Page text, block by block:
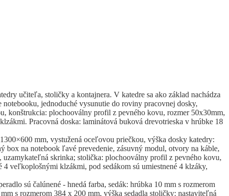
učiteľa, stoličky a kontajnera. V katedre sa ako základ nachádza
jednoduché vysunutie do roviny pracovnej dosky,
konštrukcia: plochooválny profil z pevného kovu, rozmer 50x30mm,
Pracovná doska: laminátová buková drevotrieska v hrúbke 18
mm, vystužená oceľovou priečkou, výška dosky katedry:
box na notebook ľavé prevedenie, zásuvný modul, otvory na káble,
uzamykateľná skrinka; stolička: plochooválny profil z pevného kovu,
4 veľkoplošnými klzákmi, pod sedákom sú umiestnené 4 klzáky,
sú čalúnené - hnedá farba, sedák: hrúbka 10 mm s rozmerom
s rozmerom 384 x 200 mm, výška sedadla stoličky: nastaviteľná